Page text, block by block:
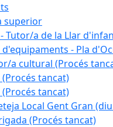
superior
Tutor/a de la Llar
- Pla
a cultural (Procés
tancat)
tancat)
Local Gent Gran
(Procés tancat)